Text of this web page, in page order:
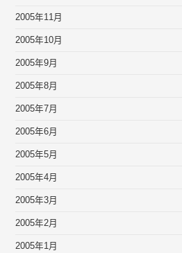
2005年11月
2005年10月
2005年9月
2005年8月
2005年7月
2005年6月
2005年5月
2005年4月
2005年3月
2005年2月
2005年1月